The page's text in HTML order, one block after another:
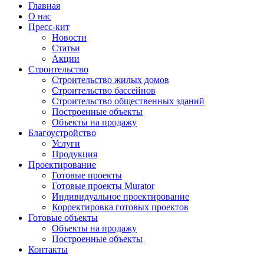
Главная
О нас
Пресс-кит
Новости
Статьи
Акции
Строительство
Строительство жилых домов
Строительство бассейнов
Строительство общественных зданий
Построенные объекты
Объекты на продажу
Благоустройство
Услуги
Продукция
Проектирование
Готовые проекты
Готовые проекты Murator
Индивидуальное проектирование
Корректировка готовых проектов
Готовые объекты
Объекты на продажу
Построенные объекты
Контакты